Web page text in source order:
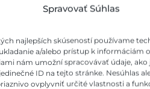
Spravovať Súhlas
najlepších skúseností používame
a/alebo prístup k informáciám
nám umožní spracovávať údaje, ako
ID na tejto stránke. Nesúhlas
ovplyvniť určité vlastnosti a
Mladí pijú čoraz menej
trendom je
nealko gin
24 júl o 13:35